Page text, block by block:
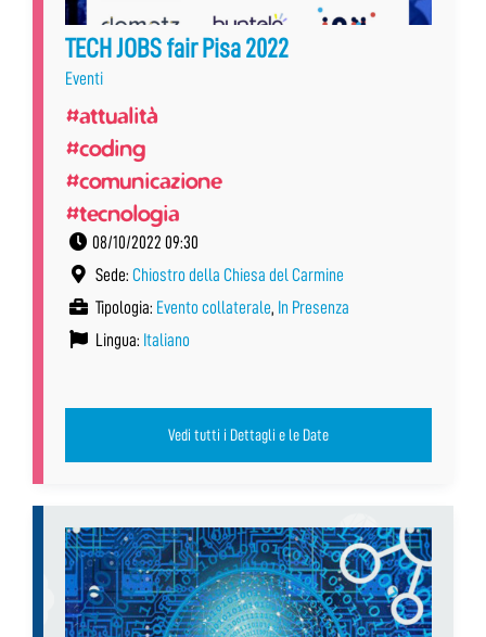
TECH JOBS fair Pisa 2022
Eventi
#attualità
#coding
#comunicazione
#tecnologia
08/10/2022 09:30
Sede: Chiostro della Chiesa del Carmine
Tipologia: Evento collaterale, In Presenza
Lingua: Italiano
Vedi tutti i Dettagli e le Date